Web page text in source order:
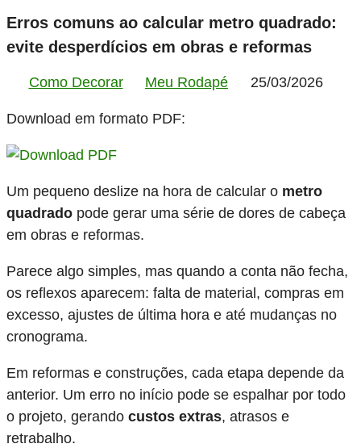
Erros comuns ao calcular metro quadrado:
evite desperdícios em obras e reformas
Como Decorar Meu Rodapé 25/03/2026
Download em formato PDF:
Um pequeno deslize na hora de calcular o metro
quadrado pode gerar uma série de dores de cabeça
em obras e reformas.
Parece algo simples, mas quando a conta não fecha,
os reflexos aparecem: falta de material, compras em
excesso, ajustes de última hora e até mudanças no
cronograma.
Em reformas e construções, cada etapa depende da
anterior. Um erro no início pode se espalhar por todo
o projeto, gerando custos extras, atrasos e
retrabalho.